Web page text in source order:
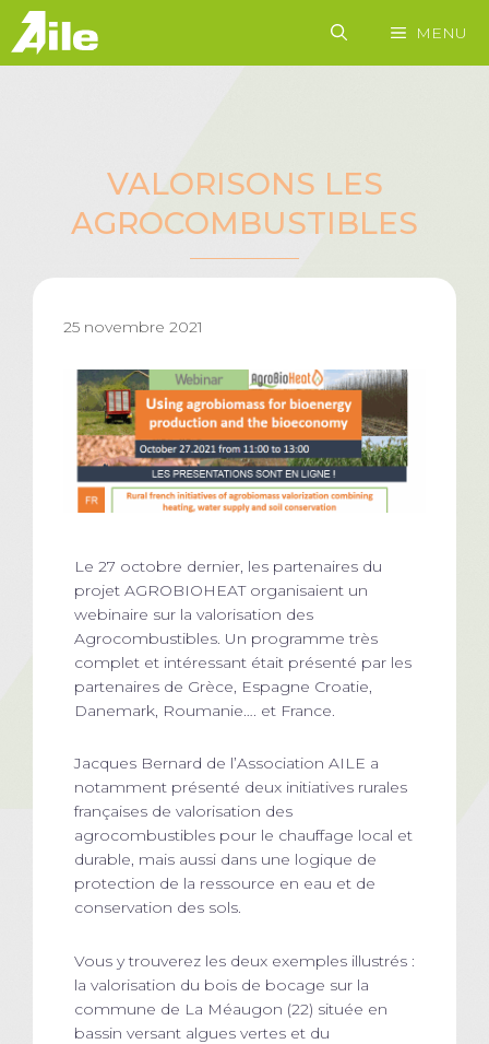
Aller
contenu
MENU
VALORISONS LES
AGROCOMBUSTIBLES
25 novembre 2021
Le 27 octobre dernier, les partenaires du
projet AGROBIOHEAT organisaient un
webinaire sur la valorisation des
Agrocombustibles. Un programme très
complet et intéressant était présenté par les
partenaires de Grèce, Espagne Croatie,
Danemark, Roumanie…. et France.
Jacques Bernard de l’Association AILE a
notamment présenté deux initiatives rurales
françaises de valorisation des
agrocombustibles pour le chauffage local et
durable, mais aussi dans une logique de
protection de la ressource en eau et de
conservation des sols.
Vous y trouverez les deux exemples illustrés :
la valorisation du bois de bocage sur la
commune de La Méaugon (22) située en
bassin versant algues vertes et du